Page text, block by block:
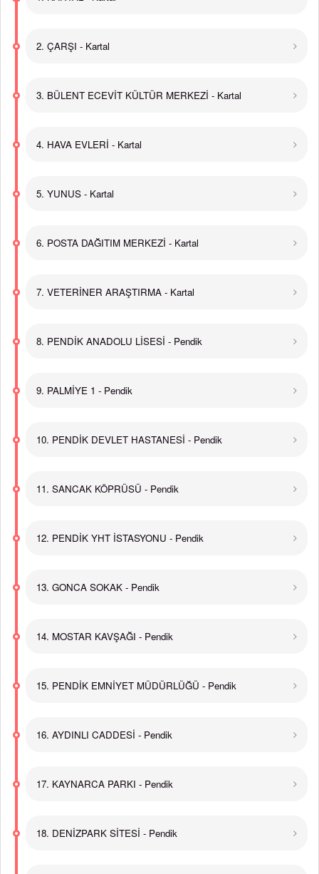
2. ÇARŞI - Kartal
3. BÜLENT ECEVİT KÜLTÜR MERKEZİ - Kartal
4. HAVA EVLERİ - Kartal
5. YUNUS - Kartal
6. POSTA DAĞITIM MERKEZİ - Kartal
7. VETERİNER ARAŞTIRMA - Kartal
8. PENDİK ANADOLU LİSESİ - Pendik
9. PALMİYE 1 - Pendik
10. PENDİK DEVLET HASTANESİ - Pendik
11. SANCAK KÖPRÜSÜ - Pendik
12. PENDİK YHT İSTASYONU - Pendik
13. GONCA SOKAK - Pendik
14. MOSTAR KAVŞAĞI - Pendik
15. PENDİK EMNİYET MÜDÜRLÜĞÜ - Pendik
16. AYDINLI CADDESİ - Pendik
17. KAYNARCA PARKI - Pendik
18. DENİZPARK SİTESİ - Pendik